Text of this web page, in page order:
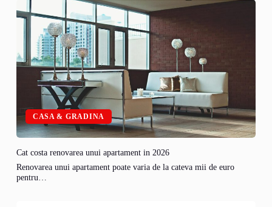
CASA & GRADINA
Cat costa renovarea unui apartament in 2026
Renovarea unui apartament poate varia de la cateva mii de euro
pentru…